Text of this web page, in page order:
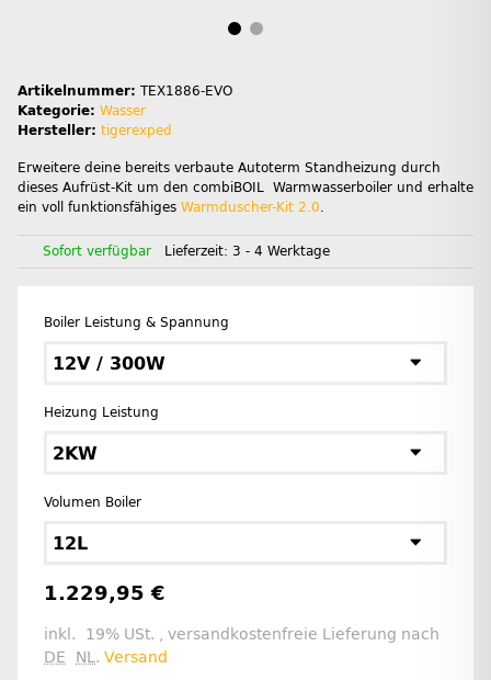
Artikelnummer: TEX1886-EVO
Kategorie: Wasser
Hersteller: tigerexped
Erweitere deine bereits verbaute Autoterm Standheizung durch
dieses Aufrüst-Kit um den combiBOIL Warmwasserboiler und erhalte
ein voll funktionsfähiges Warmduscher-Kit 2.0.
Sofort verfügbar Lieferzeit: 3 - 4 Werktage
Boiler Leistung & Spannung
12V / 300W
Heizung Leistung
2KW
Volumen Boiler
12L
1.229,95 €
inkl. 19% USt. , versandkostenfreie Lieferung nach
DE
NL. Versand